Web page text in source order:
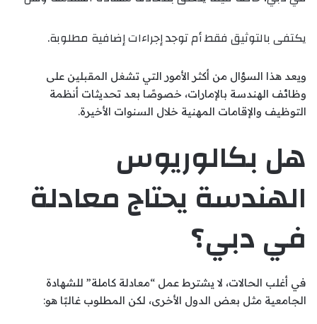
يكتفى بالتوثيق فقط أم توجد إجراءات إضافية مطلوبة.
ويعد هذا السؤال من أكثر الأمور التي تشغل المقبلين على
وظائف الهندسة بالإمارات، خصوصًا بعد تحديثات أنظمة
التوظيف والإقامات المهنية خلال السنوات الأخيرة.
هل بكالوريوس
الهندسة يحتاج معادلة
في دبي؟
في أغلب الحالات، لا يشترط عمل “معادلة كاملة” للشهادة
الجامعية مثل بعض الدول الأخرى، لكن المطلوب غالبًا هو: